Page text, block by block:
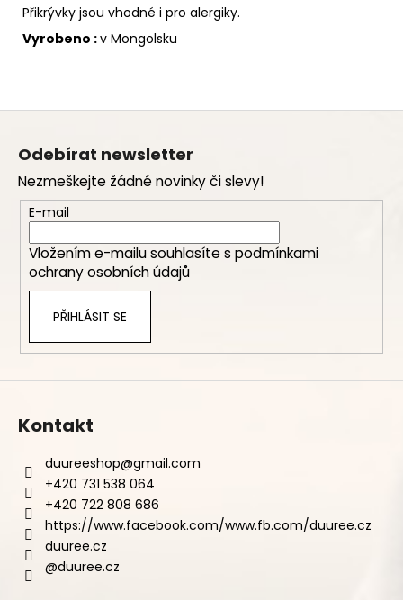
Přikrývky jsou vhodné i pro alergiky.
Vyrobeno :v Mongolsku
Z
Odebírat newsletter
Nezmeškejte žádné novinky či slevy!
E-mail
Vložením e-mailu souhlasíte s podmínkami
ochrany osobních údajů
PŘIHLÁSIT SE
Kontakt
duureeshop@gmail.com
+420 731 538 064
+420 722 808 686
https://www.facebook.com/www.fb.com/duuree.cz
duuree.cz
@duuree.cz